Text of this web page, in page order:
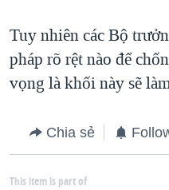
Tuy nhiên các Bộ
pháp rõ rệt nào để
vọng là khối này sẽ
Chia sẻ
This item is part of